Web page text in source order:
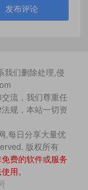
发布评论
我们删除处理,侵
流，我们尊重任
规，本站一切资
,每日分享大量优
版权所有
费的软件或服务
用。